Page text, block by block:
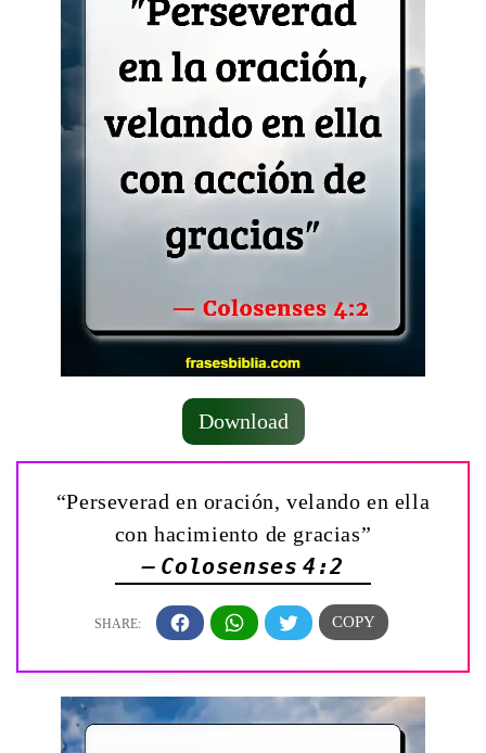
Download
“Perseverad en oración, velando en ella
con hacimiento de gracias”
— Colosenses 4:2